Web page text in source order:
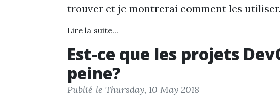
trouver et je montrerai comment les utiliser.
Lire la suite...
Est-ce que les projets
peine?
Publié le Thursday, 10 May 2018